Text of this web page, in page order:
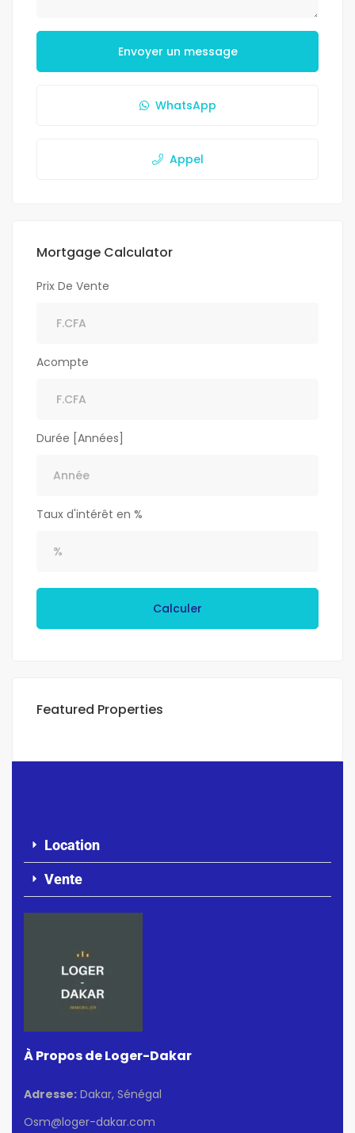
Envoyer un message
WhatsApp
Appel
Mortgage Calculator
Prix De Vente
Acompte
Durée [Années]
Taux d'intérêt en %
Calculer
Featured Properties
Location
Vente
À Propos de Loger-Dakar
Adresse: Dakar, Sénégal
Osm@loger-dakar.com